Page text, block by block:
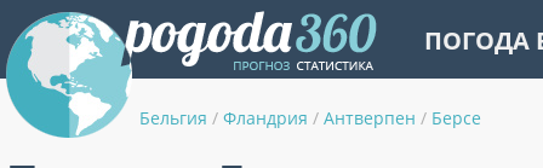
ПОГОДА
Бельгия / Фландрия / Антверпен / Берсе